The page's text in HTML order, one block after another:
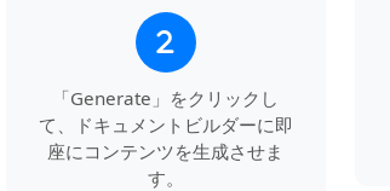
2
「Generate」をクリックし
て、ドキュメントビルダーに即
座にコンテンツを生成させま
す。